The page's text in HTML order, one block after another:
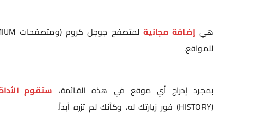
هي إضافة مجانيةلمتصفح جوجل كروم (ومتصفحات CHROMIUM)، وظيفتها الأساسية إنشاء “
للمواقع.
بمجرد إدراج أي موقع في هذه القائمة، ستقوم
(HISTORY) فور زيارتك له، وكأنك لم تزره أبداً.